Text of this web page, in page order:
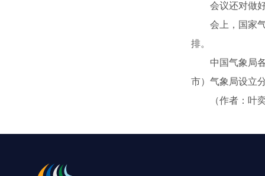
会议还对做好
会上，国家气
排。
中国气象局各
市）气象局设立
（作者：叶奕